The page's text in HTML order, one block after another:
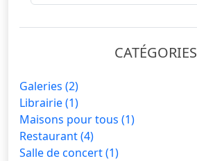
CATÉGORIES
Galeries (2)
Librairie(1)
Maisons pour tous (1)
Restaurant(4)
Salle de concert(1)